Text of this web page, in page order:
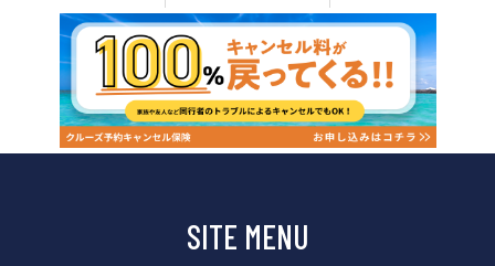
寄港地ガイド
トピックス パンフレット
SITE MENU